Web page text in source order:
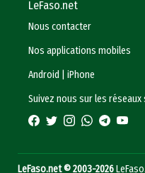
LeFaso.net
Nous contacter
Nos applications mobiles
Android
|iPhone
Suivez nous sur les réseaux
LeFaso.net © 2003-2026